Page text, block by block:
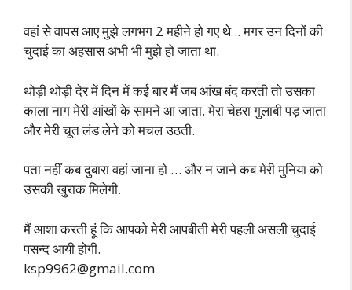
वहां से वापस आए मुझे लगभग 2 महीने हो गए थे .. मगर उन दिनों की
चुदाई का अहसास अभी भी मुझे हो जाता था.
थोड़ी थोड़ी देर में दिन में कई बार मैं जब आंख बंद करती तो उसका
काला नाग मेरी आंखों के सामने आ जाता. मेरा चेहरा गुलाबी पड़ जाता
और मेरी चूत लंड लेने को मचल उठती.
पता नहीं कब दुबारा वहां जाना हो … और न जाने कब मेरी मुनिया को
उसकी खुराक मिलेगी.
मैं आशा करती हूं कि आपको मेरी आपबीती मेरी पहली असली चुदाई
पसन्द आयी होगी.
ksp9962@gmail.com